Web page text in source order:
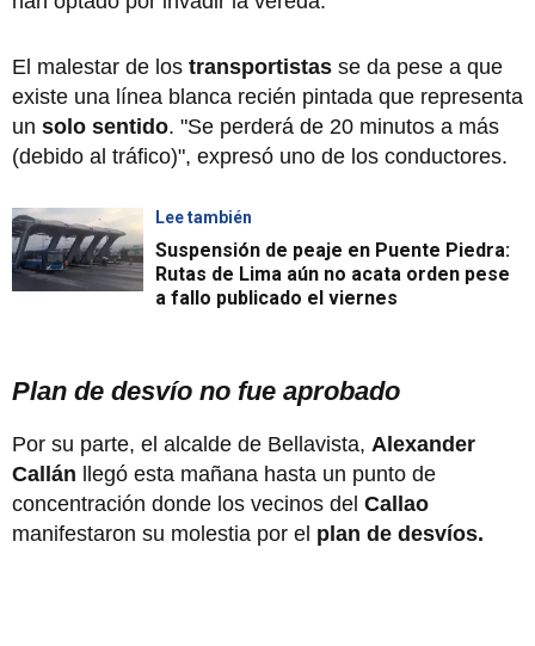
El malestar de los transportistas se da pese a que
existe una línea blanca recién pintada que representa
un solo sentido. "Se perderá de 20 minutos a más
(debido al tráfico)", expresó uno de los conductores.
Lee también
Suspensión de peaje en Puente Piedra:
Rutas de Lima aún no acata orden pese
a fallo publicado el viernes
Plan de desvío no fue aprobado
Por su parte, el alcalde de Bellavista, Alexander
Callán llegó esta mañana hasta un punto de
concentración donde los vecinos del Callao
manifestaron su molestia por el plan de desvíos.